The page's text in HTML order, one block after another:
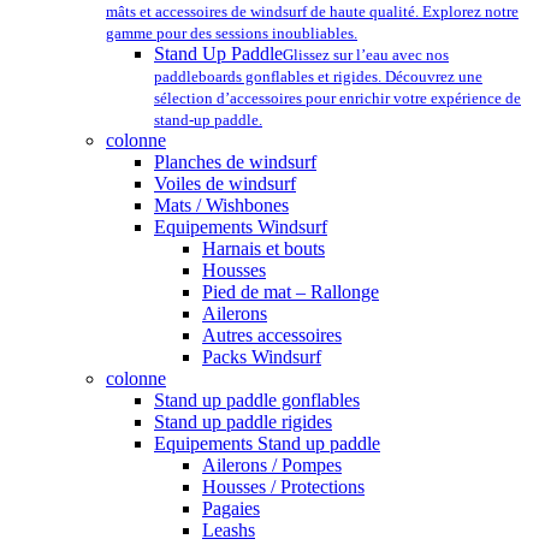
mâts et accessoires de windsurf de haute qualité. Explorez notre
gamme pour des sessions inoubliables.
Stand Up PaddleGlissez sur l’eau avec nos
paddleboards gonflables et rigides. Découvrez une
sélection d’accessoires pour enrichir votre expérience de
stand-up paddle.
colonne
Planches de windsurf
Voiles de windsurf
Mats / Wishbones
Equipements Windsurf
Harnais et bouts
Housses
Pied de mat – Rallonge
Ailerons
Autres accessoires
Packs Windsurf
colonne
Stand up paddle gonflables
Stand up paddle rigides
Equipements Stand up paddle
Ailerons / Pompes
Housses / Protections
Pagaies
Leashs